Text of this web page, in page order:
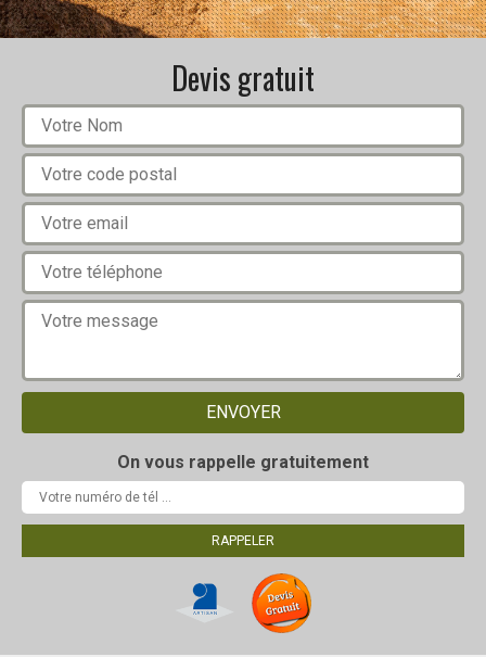
Devis gratuit
On vous rappelle gratuitement